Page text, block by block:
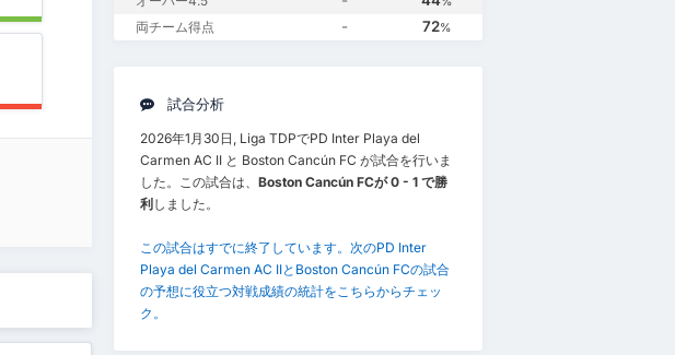
両チーム得点 - 72%
試合分析
2026年1月30日, Liga TDPでPD Inter Playa del
Carmen AC II と Boston Cancún FC が試合を行いま
した。この試合は、 Boston Cancún FCが 0 - 1 で勝
利 しました。
この試合はすでに終了しています。次のPD Inter
Playa del Carmen AC IIとBoston Cancún FCの試合
の予想に役立つ対戦成績の統計をこちらからチェッ
ク。